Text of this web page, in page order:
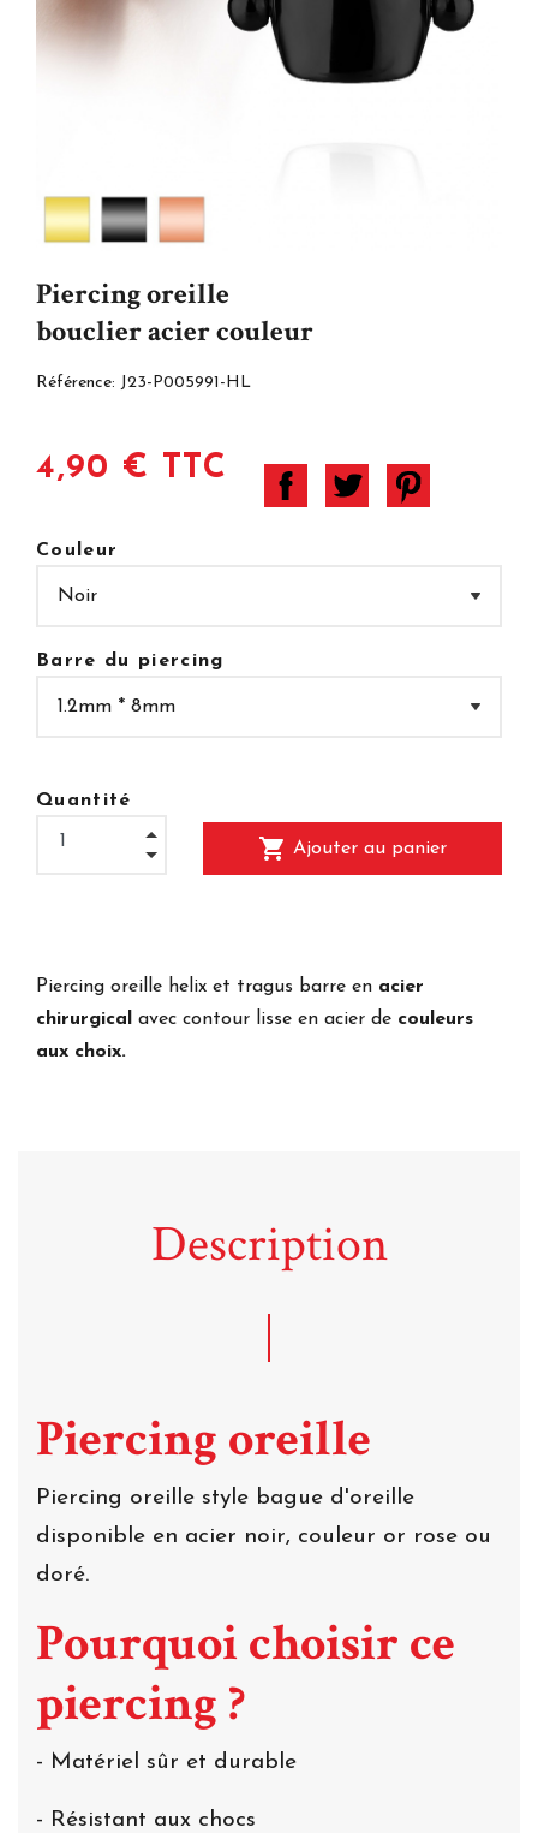
Piercing oreille
bouclier acier couleur
Référence: J23-P005991-HL
4,90 € TTC
Couleur
Barre du piercing
Quantité
shopping_cart Ajouter au panier
Piercing oreille helix et tragus barre en acier
chirurgical
avec contour lisse en acier de couleurs
aux choix.
Description
Piercing oreille
Piercing oreille style bague d'oreille
disponible en acier noir, couleur or rose ou
doré.
Pourquoi choisir ce
piercing ?
- Matériel sûr et durable
- Résistant aux chocs